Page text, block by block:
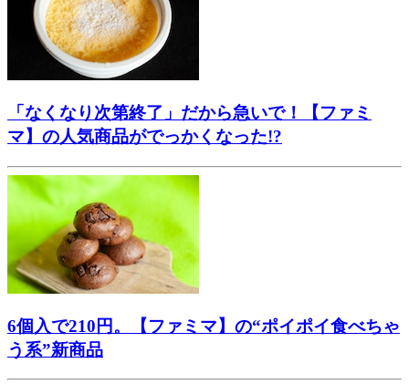
「なくなり次第終了」だから急いで！【ファミ
マ】の人気商品がでっかくなった!?
6個入で210円。【ファミマ】の“ポイポイ食べちゃ
う系”新商品